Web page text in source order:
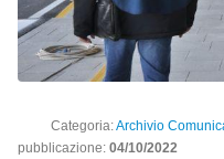
Categoria:Archivio
pubblicazione: 04/10/2022